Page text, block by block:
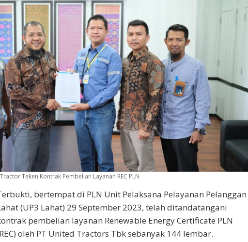
Teken Kontrak Pembelian Layanan REC PLN
bertempat di PLN Unit Pelaksana Pelayanan Pelanggan
(UP3 Lahat) 29 September 2023, telah ditandatangani
pembelian layanan Renewable Energy Certificate PLN
oleh PT United Tractors Tbk sebanyak 144 lembar.